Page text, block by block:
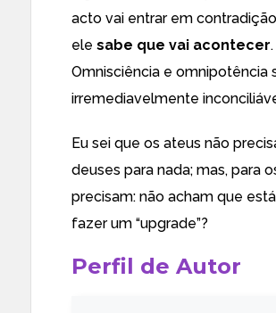
acto vai entrar em
ele sabe que vai acontecer.
Omnisciência e omnipotência
irremediavelmente
Eu sei que os ateus não
deuses para nada; mas, para
precisam: não acham que
fazer um “upgrade”?
Perfil de Autor